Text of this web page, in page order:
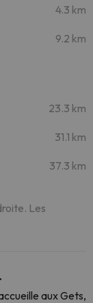
4.3 km
9.2 km
23.3 km
31.1 km
37.3 km
Les
aux Gets,